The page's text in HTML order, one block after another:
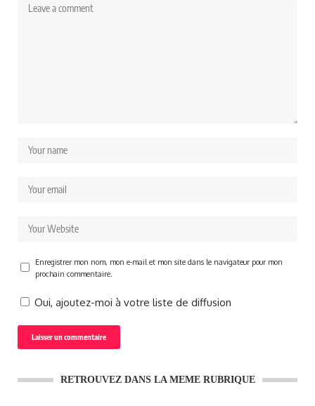
Enregistrer mon nom, mon e-mail et mon site dans le navigateur pour mon
prochain commentaire.
Oui, ajoutez-moi à votre liste de diffusion
RETROUVEZ DANS LA MEME RUBRIQUE